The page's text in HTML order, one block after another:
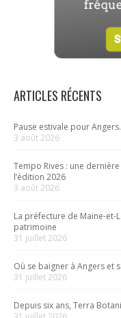
ARTICLES RÉCENTS
Pause estivale pour
3 août 2026
Tempo Rives : une
l’édition 2026
3 août 2026
La préfecture de Maine-
patrimoine
31 juillet 2026
Où se baigner à Angers et
31 juillet 2026
Depuis six ans, Terra